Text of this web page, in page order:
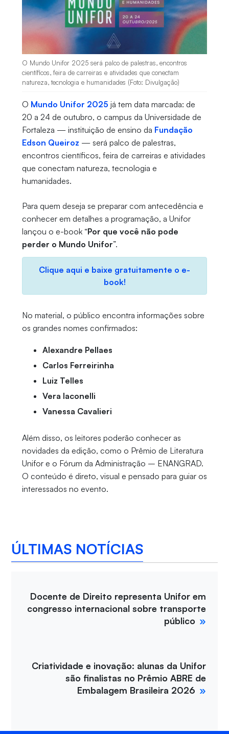
O Mundo Unifor 2025 será palco de palestras, encontros
científicos, feira de carreiras e atividades que conectam
natureza, tecnologia e humanidades (Foto: Divulgação)
O Mundo Unifor 2025 já tem data marcada: de
20 a 24 de outubro, o campus da Universidade de
Fortaleza — instituição de ensino da Fundação
Edson Queiroz — será palco de palestras,
encontros científicos, feira de carreiras e atividades
que conectam natureza, tecnologia e
humanidades.
Para quem deseja se preparar com antecedência e
conhecer em detalhes a programação, a Unifor
lançou o e-book “Por que você não pode
perder o Mundo Unifor”.
Clique aqui e baixe gratuitamente o e-
book!
No material, o público encontra informações sobre
os grandes nomes confirmados:
Alexandre Pellaes
Carlos Ferreirinha
Luiz Telles
Vera Iaconelli
Vanessa Cavalieri
Além disso, os leitores poderão conhecer as
novidades da edição, como o Prêmio de Literatura
Unifor e o Fórum da Administração – ENANGRAD.
O conteúdo é direto, visual e pensado para guiar os
interessados no evento.
ÚLTIMAS NOTÍCIAS
Docente de Direito representa Unifor em
congresso internacional sobre transporte
público
Criatividade e inovação: alunas da Unifor
são finalistas no Prêmio ABRE de
Embalagem Brasileira 2026